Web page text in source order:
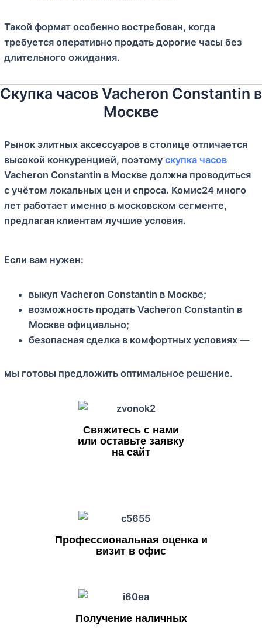
Такой формат особенно востребован, когда
требуется оперативно продать дорогие часы без
длительного ожидания.
Скупка часов Vacheron Constantin в
Москве
Рынок элитных аксессуаров в столице отличается
высокой конкуренцией, поэтому скупка часов
Vacheron Constantin в Москве должна проводиться
с учётом локальных цен и спроса. Комис24 много
лет работает именно в московском сегменте,
предлагая клиентам лучшие условия.
Если вам нужен:
выкуп Vacheron Constantin в Москве;
возможность продать Vacheron Constantin в
Москве официально;
безопасная сделка в комфортных условиях —
мы готовы предложить оптимальное решение.
Свяжитесь с нами
или оставьте заявку
на сайт
Профессиональная оценка и
визит в офис
Получение наличных